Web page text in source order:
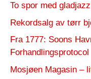
To spor med
Rekordsalg av tørr
Fra 1777: Soons
Forhandlingsprotocol
Mosjøen Magasin –